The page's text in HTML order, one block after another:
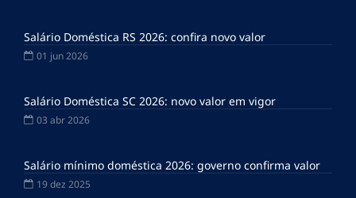
Salário Doméstica RS 2026: confira novo valor
01 jun 2026
Salário Doméstica SC 2026: novo valor em vigor
03 abr 2026
Salário mínimo doméstica 2026: governo confirma valor
19 dez 2025